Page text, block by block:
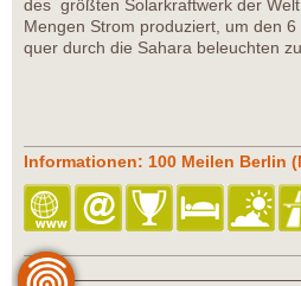
des größten Solarkraftwerk der
Mengen Strom produziert, um den
quer durch die Sahara beleuchten
Informationen: 100 Meilen Berlin